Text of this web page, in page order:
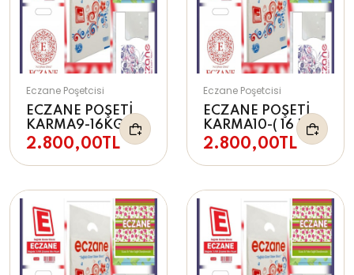
Eczane Poşetcisi
ECZANE POŞETİ
KARMA9-16KG
2.800,00TL
Eczane Poşetcisi
ECZANE POŞETİ
KARMA10-( 16 KG )
2.800,00TL